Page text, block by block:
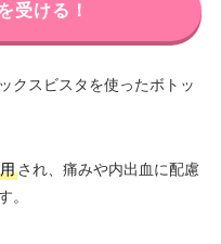
受ける！
クスビスタを使ったボトッ
され、痛みや内出血に配慮
。